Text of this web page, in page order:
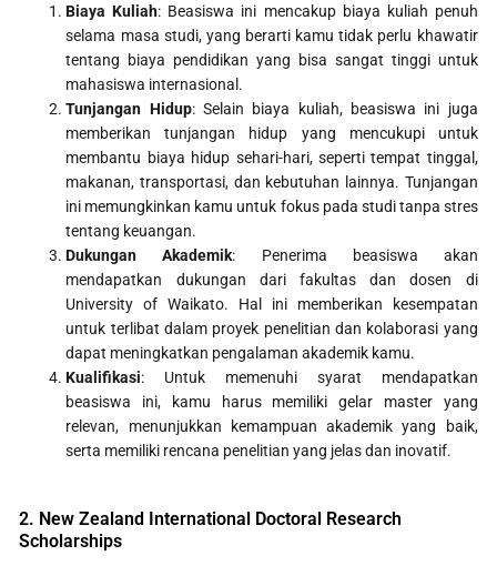
Biaya Kuliah: Beasiswa ini mencakup biaya kuliah penuh
selama masa studi, yang berarti kamu tidak perlu khawatir
tentang biaya pendidikan yang bisa sangat tinggi untuk
mahasiswa internasional.
Tunjangan Hidup: Selain biaya kuliah, beasiswa ini juga
memberikan tunjangan hidup yang mencukupi untuk
membantu biaya hidup sehari-hari, seperti tempat tinggal,
makanan, transportasi, dan kebutuhan lainnya. Tunjangan
ini memungkinkan kamu untuk fokus pada studi tanpa stres
tentang keuangan.
Dukungan Akademik: Penerima beasiswa akan
mendapatkan dukungan dari fakultas dan dosen di
University of Waikato. Hal ini memberikan kesempatan
untuk terlibat dalam proyek penelitian dan kolaborasi yang
dapat meningkatkan pengalaman akademik kamu.
Kualifikasi: Untuk memenuhi syarat mendapatkan
beasiswa ini, kamu harus memiliki gelar master yang
relevan, menunjukkan kemampuan akademik yang baik,
serta memiliki rencana penelitian yang jelas dan inovatif.
2. New Zealand International Doctoral Research
Scholarships